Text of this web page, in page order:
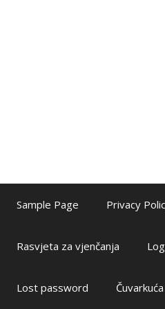
Sample Page Privacy
Rasvjeta za vjenčanja
Lost password Čuvarkuća